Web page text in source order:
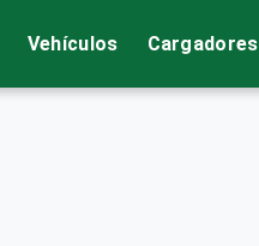
Vehículos Cargadores